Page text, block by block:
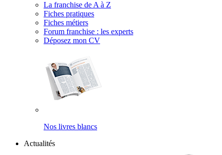
La franchise de A à Z
Fiches pratiques
Fiches métiers
Forum franchise : les experts
Déposez mon CV
Nos livres blancs
Actualités